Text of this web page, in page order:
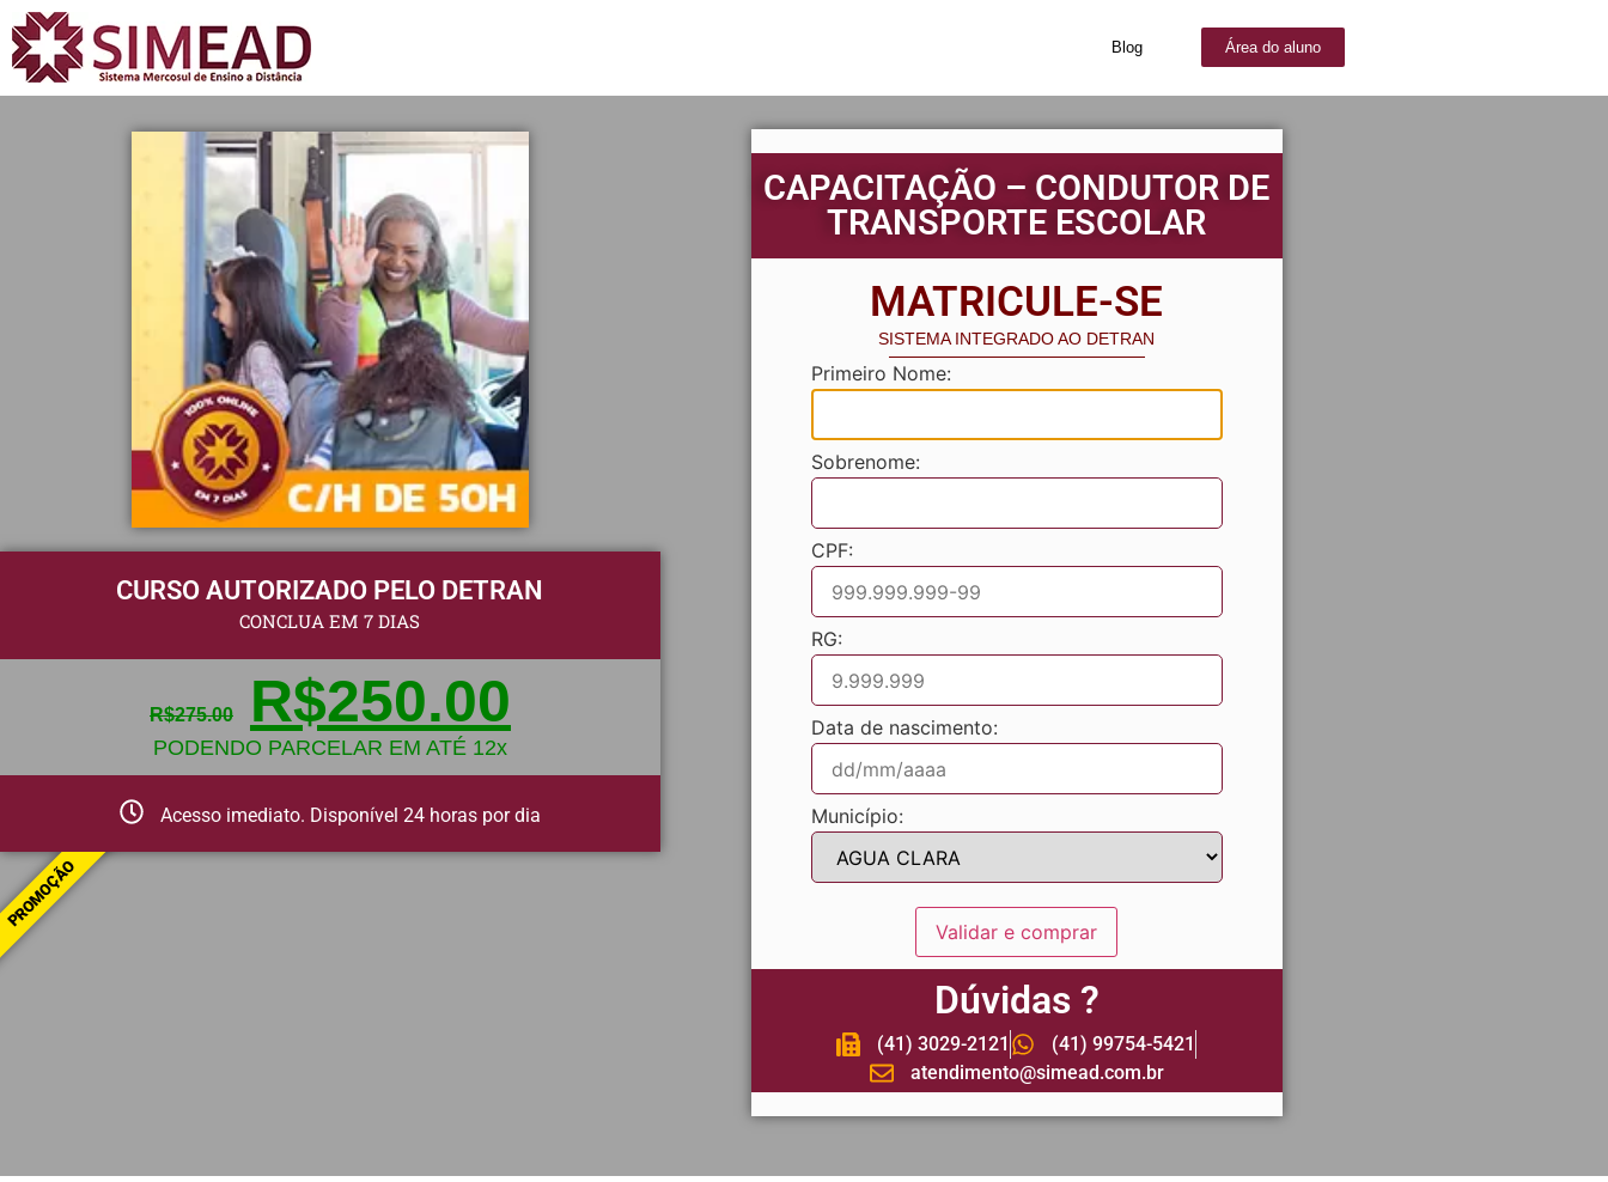
Blog Área do aluno
CURSO AUTORIZADO PELO DETRAN
CONCLUA EM 7 DIAS
R$275.00 R$250.00
PODENDO PARCELAR EM ATÉ 12x
Acesso imediato. Disponível 24 horas por dia
PROMOÇÃO
CAPACITAÇÃO – CONDUTOR DE
TRANSPORTE ESCOLAR
MATRICULE-SE
SISTEMA INTEGRADO AO DETRAN
Primeiro Nome:
Sobrenome:
CPF:
RG:
Data de nascimento:
Município:
Validar e comprar
Dúvidas ?
(41) 3029-2121
(41) 99754-5421
atendimento@simead.com.br